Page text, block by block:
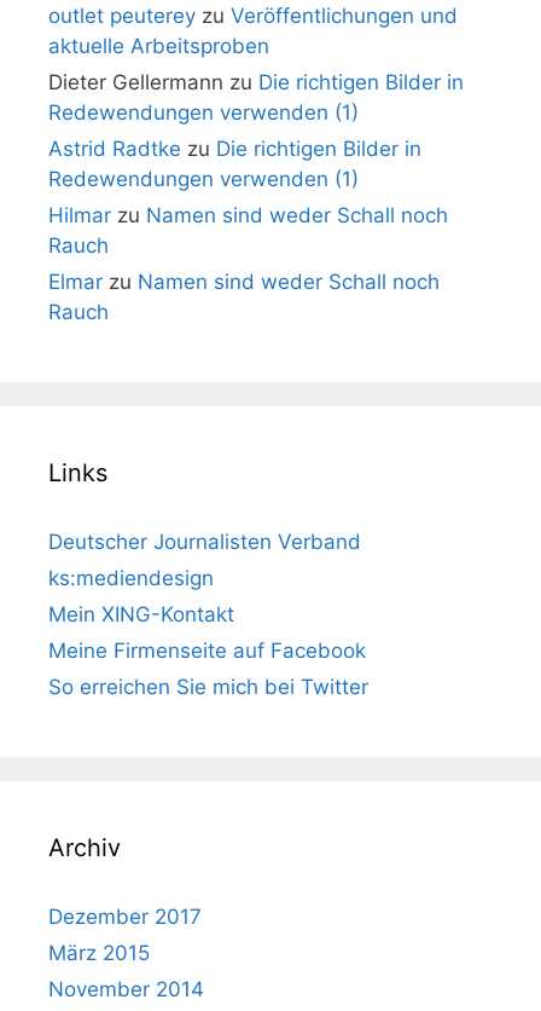
outlet peuterey zu Veröffentlichungen und
aktuelle Arbeitsproben
Dieter Gellermann zu Die richtigen Bilder in
Redewendungen verwenden (1)
Astrid Radtke zu Die richtigen Bilder in
Redewendungen verwenden (1)
Hilmar zu Namen sind weder Schall noch
Rauch
Elmar zu Namen sind weder Schall noch
Rauch
Links
Deutscher Journalisten Verband
ks:mediendesign
Mein XING-Kontakt
Meine Firmenseite auf Facebook
So erreichen Sie mich bei Twitter
Archiv
Dezember 2017
März 2015
November 2014